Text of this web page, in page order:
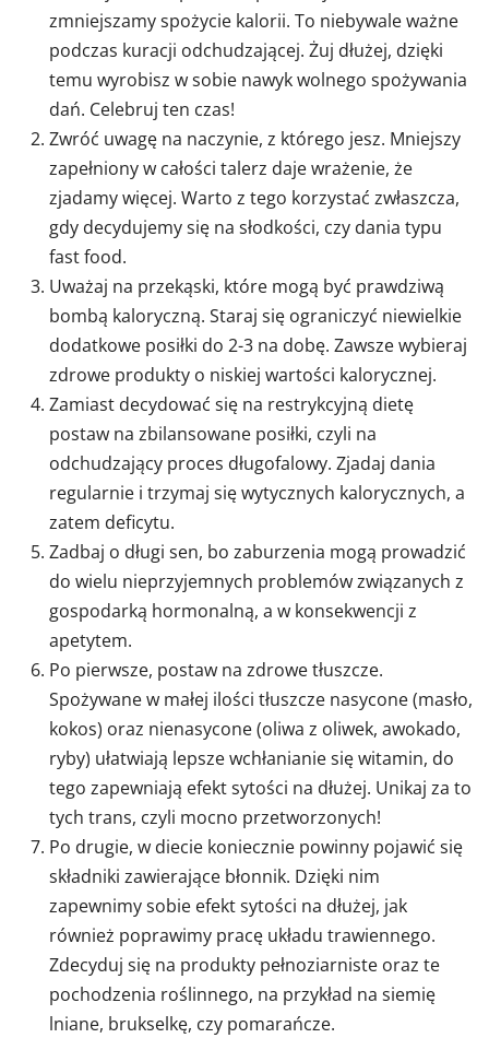
zmniejszamy spożycie kalorii. To niebywale ważne
podczas kuracji odchudzającej. Żuj dłużej, dzięki
temu wyrobisz w sobie nawyk wolnego spożywania
dań. Celebruj ten czas!
Zwróć uwagę na naczynie, z którego jesz. Mniejszy
zapełniony w całości talerz daje wrażenie, że
zjadamy więcej. Warto z tego korzystać zwłaszcza,
gdy decydujemy się na słodkości, czy dania typu
fast food.
Uważaj na przekąski, które mogą być prawdziwą
bombą kaloryczną. Staraj się ograniczyć niewielkie
dodatkowe posiłki do 2-3 na dobę. Zawsze wybieraj
zdrowe produkty o niskiej wartości kalorycznej.
Zamiast decydować się na restrykcyjną dietę
postaw na zbilansowane posiłki, czyli na
odchudzający proces długofalowy. Zjadaj dania
regularnie i trzymaj się wytycznych kalorycznych, a
zatem deficytu.
Zadbaj o długi sen, bo zaburzenia mogą prowadzić
do wielu nieprzyjemnych problemów związanych z
gospodarką hormonalną, a w konsekwencji z
apetytem.
Po pierwsze, postaw na zdrowe tłuszcze.
Spożywane w małej ilości tłuszcze nasycone (masło,
kokos) oraz nienasycone (oliwa z oliwek, awokado,
ryby) ułatwiają lepsze wchłanianie się witamin, do
tego zapewniają efekt sytości na dłużej. Unikaj za to
tych trans, czyli mocno przetworzonych!
Po drugie, w diecie koniecznie powinny pojawić się
składniki zawierające błonnik. Dzięki nim
zapewnimy sobie efekt sytości na dłużej, jak
również poprawimy pracę układu trawiennego.
Zdecyduj się na produkty pełnoziarniste oraz te
pochodzenia roślinnego, na przykład na siemię
lniane, brukselkę, czy pomarańcze.